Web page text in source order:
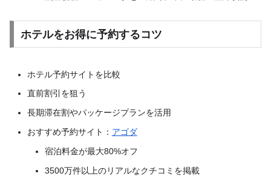
ホテルをお得に予約するコツ
ホテル予約サイトを比較
直前割引を狙う
長期滞在割やパッケージプランを活用
おすすめ予約サイト： アゴダ
宿泊料金が最大80%オフ
3500万件以上のリアルなクチコミを掲載